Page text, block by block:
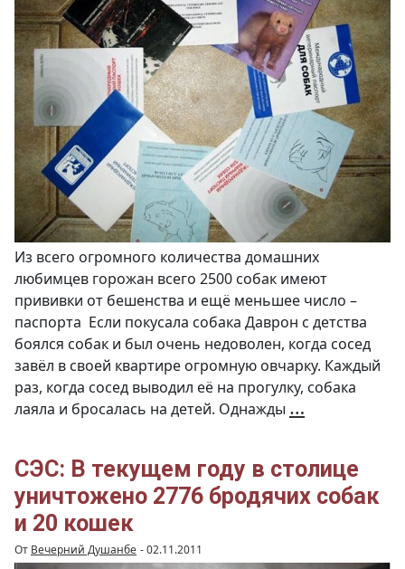
Из всего огромного количества домашних
любимцев горожан всего 2500 собак имеют
прививки от бешенства и ещё меньшее число –
паспорта Если покусала собака Даврон с детства
боялся собак и был очень недоволен, когда сосед
завёл в своей квартире огромную овчарку. Каждый
раз, когда сосед выводил её на прогулку, собака
лаяла и бросалась на детей. Однажды …делайте
питомцам
СЭС: В текущем году в столице
уничтожено 2776 бродячих собак
и 20 кошек
От Вечерний Душанбе -02.11.2011